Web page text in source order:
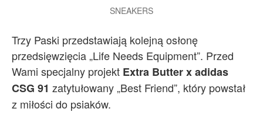
SNEAKERS
Trzy Paski przedstawiają kolejną osłonę
przedsięwzięcia „Life Needs Equipment”. Przed
Wami specjalny projekt Extra Butter x adidas
CSG 91 zatytułowany „Best Friend”, który powstał
z miłości do psiaków.